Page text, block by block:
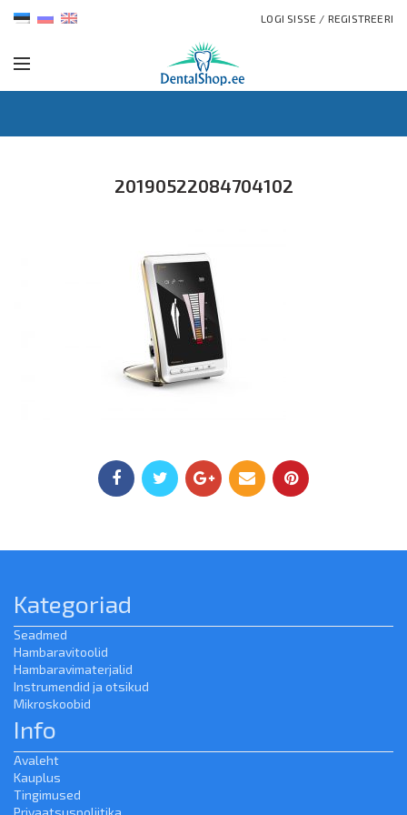
LOGI SISSE / REGISTREERI
20190522084704102
Kategoriad
Seadmed
Hambaravitoolid
Hambaravimaterjalid
Instrumendid ja otsikud
Mikroskoobid
Info
Avaleht
Kauplus
Tingimused
Privaatsuspoliitika